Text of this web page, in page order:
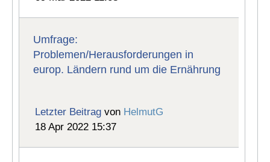
Umfrage:
Problemen/Herausforderungen in
europ. Ländern rund um die Ernährung
Letzter Beitrag von HelmutG
18 Apr 2022 15:37